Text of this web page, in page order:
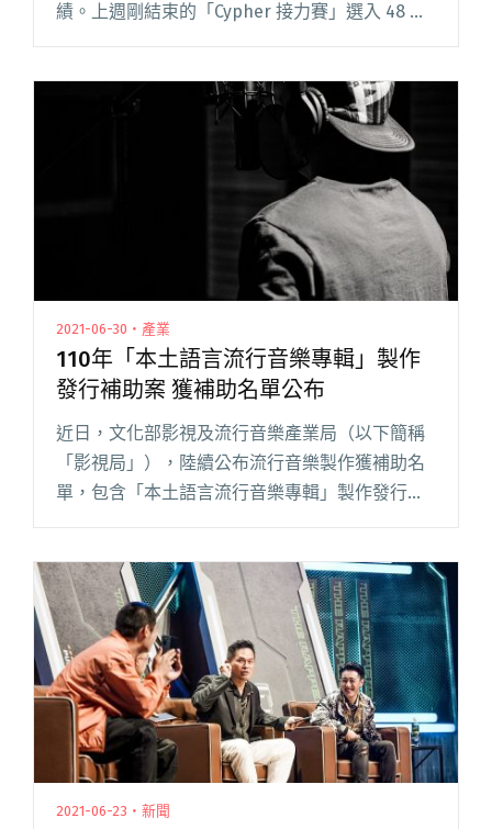
績。上週剛結束的「Cypher 接力賽」選入 48 位
選手進入下一關，而第五集登場的全新賽制「一
閱讀全文 "《大嘻哈時代》進入「釘孤枝」環節
太殘酷 熊仔為SOWUT落下男兒淚"
2021-06-30・產業
110年「本土語言流行音樂專輯」製作
發行補助案 獲補助名單公布
近日，文化部影視及流行音樂產業局（以下簡稱
「影視局」），陸續公布流行音樂製作獲補助名
單，包含「本土語言流行音樂專輯」製作發行補
助案，從名單可以發現臭屁嬰仔、曹雅雯、黃浩
共有 22 案件入選，最高獲得閱讀全文 "110年「本
土語言流行音樂專輯」製作發行補助案 獲補助名
單公布"
2021-06-23・新聞